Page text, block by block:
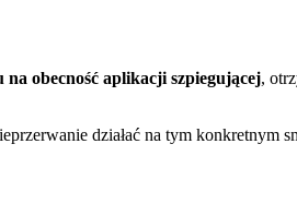
na obecność aplikacji szpiegującej,
działać na tym konkretnym